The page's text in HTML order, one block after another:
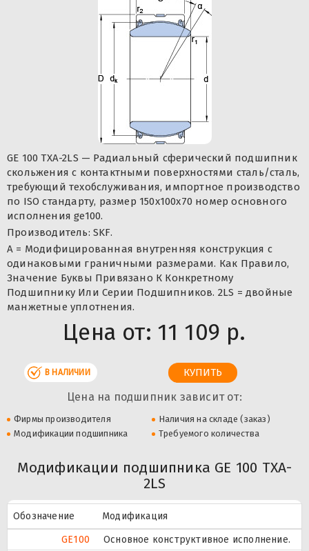
GE 100 TXA-2LS — Радиальный сферический подшипник
скольжения с контактными поверхностями сталь/сталь,
требующий техобслуживания, импортное производство
по ISO стандарту, размер 150x100x70 номер основного
исполнения ge100.
Производитель: SKF.
A = Модифицированная внутренняя конструкция с
одинаковыми граничными размерами. Как Правило,
Значение Буквы Привязано К Конкретному
Подшипнику Или Серии Подшипников. 2LS = двойные
манжетные уплотнения.
Цена от: 11 109 р.
В НАЛИЧИИ
Цена на подшипник зависит от:
Фирмы производителя
Наличия на складе (заказ)
Модификации подшипника
Требуемого количества
Модификации подшипника GE 100 TXA-
2LS
Обозначение
Модификация
GE100
Основное конструктивное исполнение.